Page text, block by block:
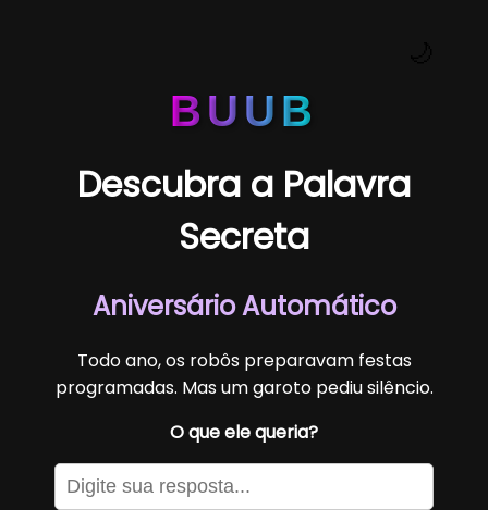
BUUB
Descubra a Palavra
Secreta
Aniversário Automático
Todo ano, os robôs preparavam festas
programadas. Mas um garoto pediu silêncio.
O que ele queria?